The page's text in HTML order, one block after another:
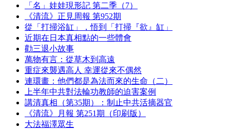
「名」娃娃現形記 第二季（7）
《清流》正見周報 第952期
從「打掃浴缸」，悟到「打掃『欲』缸」
近期在日本真相點的一些體會
勸三退小故事
萬物有言：從草木到高遠
重症來襲遇高人 幸運從來不偶然
連環畫：他們都是為法而來的生命（二）
上半年中共對法輪功教師的迫害案例
講清真相（第35期）：制止中共活摘器官
《清流》月報 第251期（印刷版）
大法福澤眾生